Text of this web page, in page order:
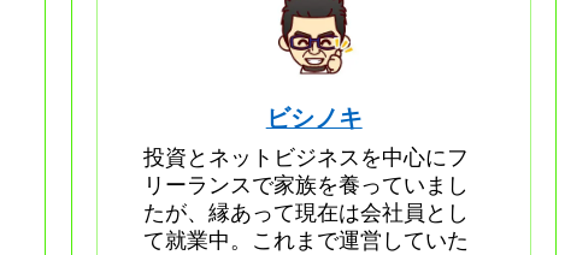
ビシノキ
投資とネットビジネスを中心にフ
リーランスで家族を養っていまし
たが、縁あって現在は会社員とし
て就業中。これまで運営していた